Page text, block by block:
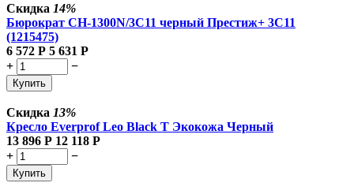
Скидка 14%
Бюрократ CH-1300N/3C11 черный Престиж+ 3C11
(1215475)
6 572 Р 5 631 Р
+
−
Купить
Скидка 13%
Кресло Everprof Leo Black T Экокожа Черный
13 896 Р 12 118 Р
+
−
Купить